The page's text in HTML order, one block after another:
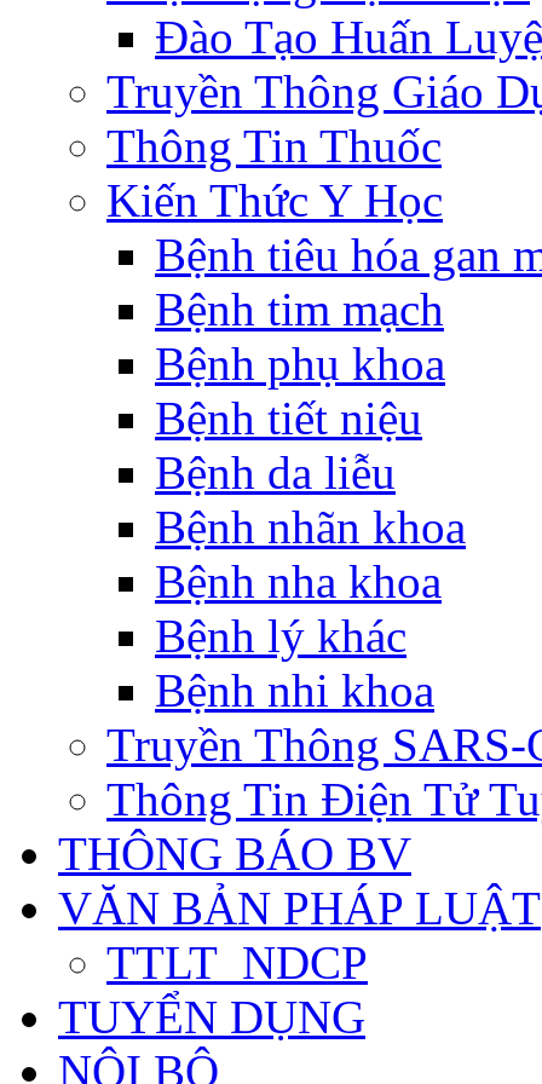
Đào Tạo Huấn
Truyền Thông Giáo
Thông Tin Thuốc
Kiến Thức Y Học
Bệnh tiêu hóa gan
Bệnh tim mạch
Bệnh phụ khoa
Bệnh tiết niệu
Bệnh da liễu
Bệnh nhãn khoa
Bệnh nha khoa
Bệnh lý khác
Bệnh nhi khoa
Truyền Thông SARS-
Thông Tin Điện Tử
THÔNG BÁO BV
VĂN BẢN PHÁP LUẬT
TTLT_NDCP
TUYỂN DỤNG
NỘI BỘ